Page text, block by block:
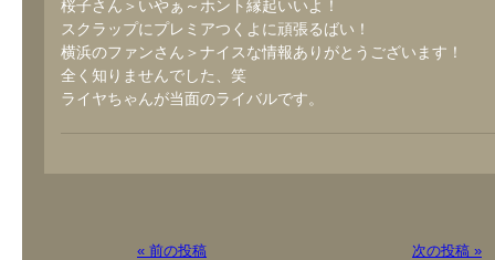
桜子さん＞いやぁ～ホント縁起いいよ！
スクラップにプレミアつくよに頑張るばい！
横浜のファンさん＞ナイスな情報ありがとうございます！
全く知りませんでした、笑
ライヤちゃんが当面のライバルです。
« 前の投稿 次の投稿 »